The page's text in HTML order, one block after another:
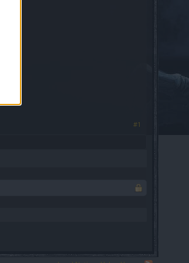
#1